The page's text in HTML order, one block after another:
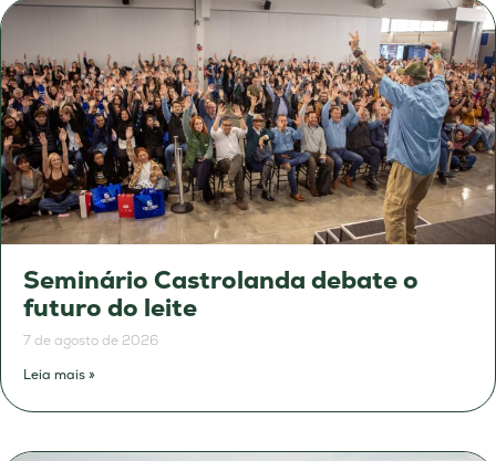
Seminário Castrolanda debate o
futuro do leite
7 de agosto de 2026
Leia mais »